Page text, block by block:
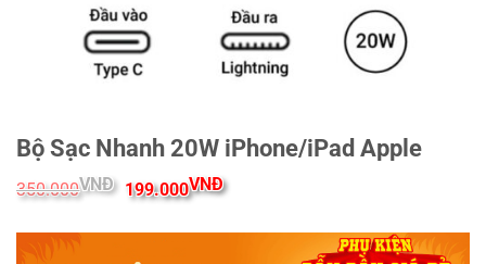
Bộ Sạc Nhanh 20W iPhone/iPad Apple
350.000VNĐ Giá
gốc
350.000VNĐ.
199.000VNĐGiá
hiện
là:
199.000VNĐ.